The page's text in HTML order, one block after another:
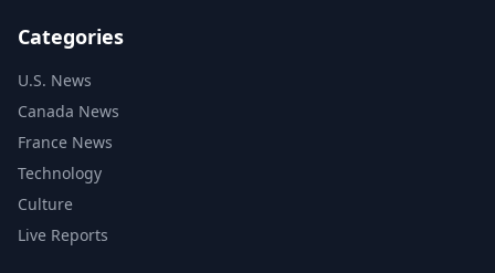
Categories
U.S. News
Canada News
France News
Technology
Culture
Live Reports